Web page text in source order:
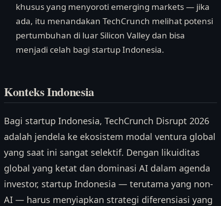
khusus yang menyoroti emerging markets — jika
ada, itu menandakan TechCrunch melihat potensi
pertumbuhan di luar Silicon Valley dan bisa
menjadi celah bagi startup Indonesia.
Konteks Indonesia
Bagi startup Indonesia, TechCrunch Disrupt 2026
adalah jendela ke ekosistem modal ventura global
yang saat ini sangat selektif. Dengan likuiditas
global yang ketat dan dominasi AI dalam agenda
investor, startup Indonesia — terutama yang non-
AI — harus menyiapkan strategi diferensiasi yang